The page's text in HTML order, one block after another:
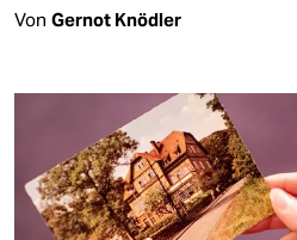
Von Gernot Knödler